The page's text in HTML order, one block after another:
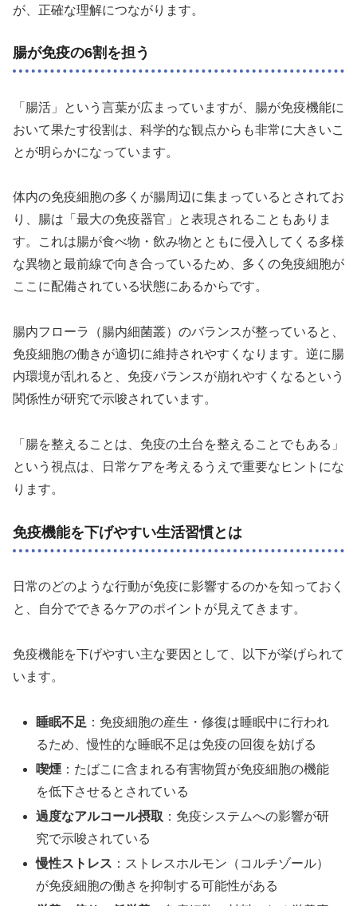
が、正確な理解につながります。
腸が免疫の6割を担う
「腸活」という言葉が広まっていますが、腸が免疫機能に
おいて果たす役割は、科学的な観点からも非常に大きいこ
とが明らかになっています。
体内の免疫細胞の多くが腸周辺に集まっているとされてお
り、腸は「最大の免疫器官」と表現されることもありま
す。これは腸が食べ物・飲み物とともに侵入してくる多様
な異物と最前線で向き合っているため、多くの免疫細胞が
ここに配備されている状態にあるからです。
腸内フローラ（腸内細菌叢）のバランスが整っていると、
免疫細胞の働きが適切に維持されやすくなります。逆に腸
内環境が乱れると、免疫バランスが崩れやすくなるという
関係性が研究で示唆されています。
「腸を整えることは、免疫の土台を整えることでもある」
という視点は、日常ケアを考えるうえで重要なヒントにな
ります。
免疫機能を下げやすい生活習慣とは
日常のどのような行動が免疫に影響するのかを知っておく
と、自分でできるケアのポイントが見えてきます。
免疫機能を下げやすい主な要因として、以下が挙げられて
います。
睡眠不足 ：免疫細胞の産生・修復は睡眠中に行われ
るため、慢性的な睡眠不足は免疫の回復を妨げる
喫煙 ：たばこに含まれる有害物質が免疫細胞の機能
を低下させるとされている
過度なアルコール摂取 ：免疫システムへの影響が研
究で示唆されている
慢性ストレス ：ストレスホルモン（コルチゾール）
が免疫細胞の働きを抑制する可能性がある